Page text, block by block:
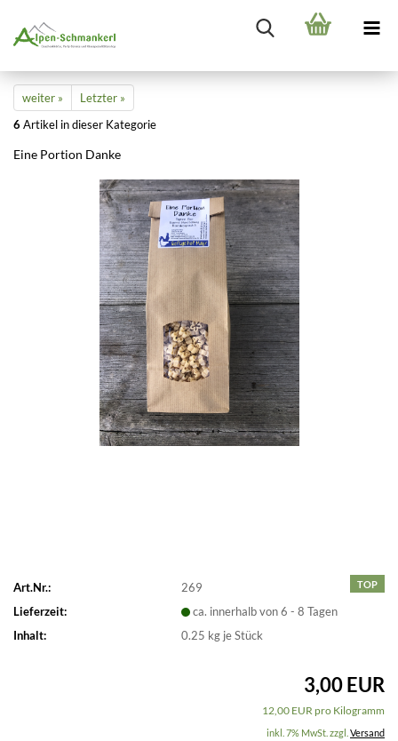
weiter »
Letzter »
6 Artikel in dieser Kategorie
Eine Portion Danke
TOP
Art.Nr.:
269
Lieferzeit:
ca. innerhalb von 6 - 8 Tagen
Inhalt:
0.25 kg je Stück
3,00 EUR
12,00 EUR pro Kilogramm
inkl. 7% MwSt. zzgl. Versand